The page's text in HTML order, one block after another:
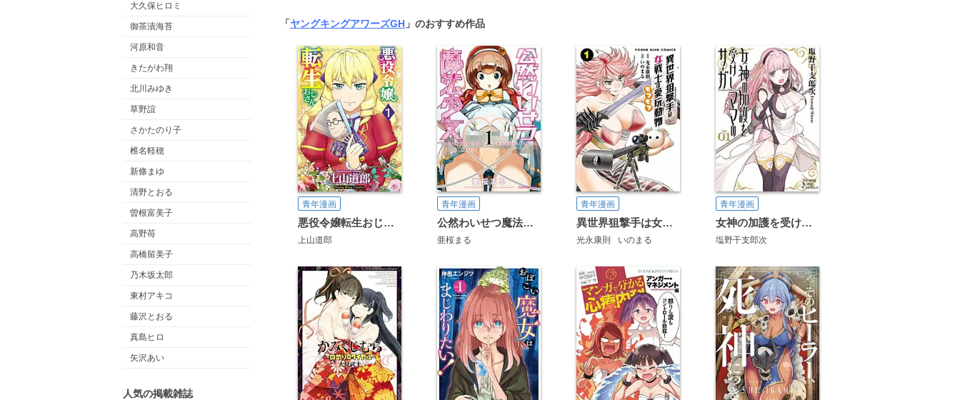
大久保ヒロミ
御茶漬海苔
河原和音
きたがわ翔
北川みゆき
草野誼
さかたのり子
椎名軽穂
新條まゆ
清野とおる
曽根富美子
高野苺
高橋留美子
乃木坂太郎
東村アキコ
藤沢とおる
真島ヒロ
矢沢あい
人気の掲載雑誌
「ヤングキングアワーズGH 」のおすすめ作品
青年漫画
悪役令嬢転生おじさん
上山道郎
青年漫画
公然わいせつ魔法少女
亜桜まる
青年漫画
異世界狙撃手は女戦士のモフモフ愛玩動物
光永康則 いのまる
青年漫画
女神の加護を受けしママのサーガ
塩野干支郎次